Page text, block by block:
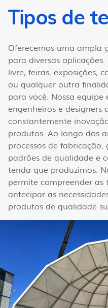
Tipos de
Oferecemos uma ampla
para diversas
livre, feiras, exposições,
ou qualquer outra
para você. Nossa
engenheiros e designers
constantemente
produtos. Ao longo dos
processos de
padrões de qualidade e
tenda que produzimos.
permite compreender as
antecipar as
produtos de qualidade